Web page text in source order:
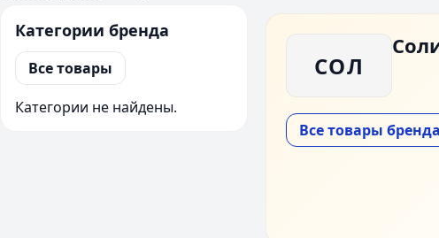
Категории бренда
Все товары
Категории не найдены.
СОЛ
Все товары бренда